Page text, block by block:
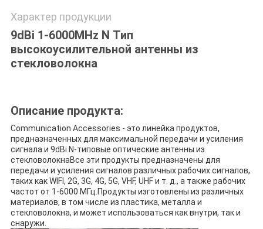
Характер продукции
9dBi 1-6000MHz N Тип
высокоусилительной антенны из
стекловолокна
Описание продукта:
Communication Accessories - это линейка продуктов,
предназначенных для максимальной передачи и усиления
сигнала.и 9dBi N-типовые оптические антенны из
стекловолокнаВсе эти продукты предназначены для
передачи и усиления сигналов различных рабочих сигналов,
таких как WIFI, 2G, 3G, 4G, 5G, VHF, UHF и т. д., а также рабочих
частот от 1-6000 МГц.Продукты изготовлены из различных
материалов, в том числе из пластика, металла и
стекловолокна, и может использоваться как внутри, так и
снаружи.